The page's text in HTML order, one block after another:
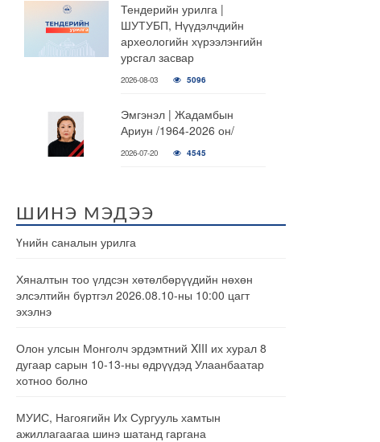
Тендерийн урилга |
ШУТУБП, Нүүдэлчдийн
археологийн хүрээлэнгийн
урсгал засвар
2026-08-03 5096
Эмгэнэл | Жадамбын
Ариун /1964-2026 он/
2026-07-20 4545
ШИНЭ МЭДЭЭ
Үнийн саналын урилга
Хяналтын тоо үлдсэн хөтөлбөрүүдийн нөхөн
элсэлтийн бүртгэл 2026.08.10-ны 10:00 цагт
эхэлнэ
Олон улсын Монголч эрдэмтний XIII их хурал 8
дугаар сарын 10-13-ны өдрүүдэд Улаанбаатар
хотноо болно
МУИС, Нагоягийн Их Сургууль хамтын
ажиллагаагаа шинэ шатанд гаргана